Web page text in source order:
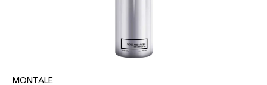
MONTALE